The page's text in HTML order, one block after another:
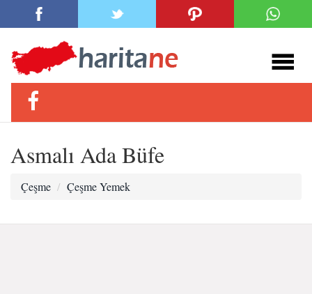
Asmalı Ada Büfe
Çeşme Çeşme Yemek